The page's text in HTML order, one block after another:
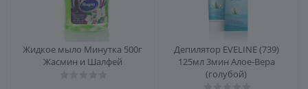
Жидкое мыло Минутка 500г
Жасмин и Шалфей
Депилятор EVELINE (739)
125мл 3мин Алое-Вера
(голубой)